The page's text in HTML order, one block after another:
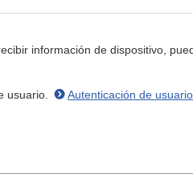
información de dispositivo,
usuario. Autenticación de